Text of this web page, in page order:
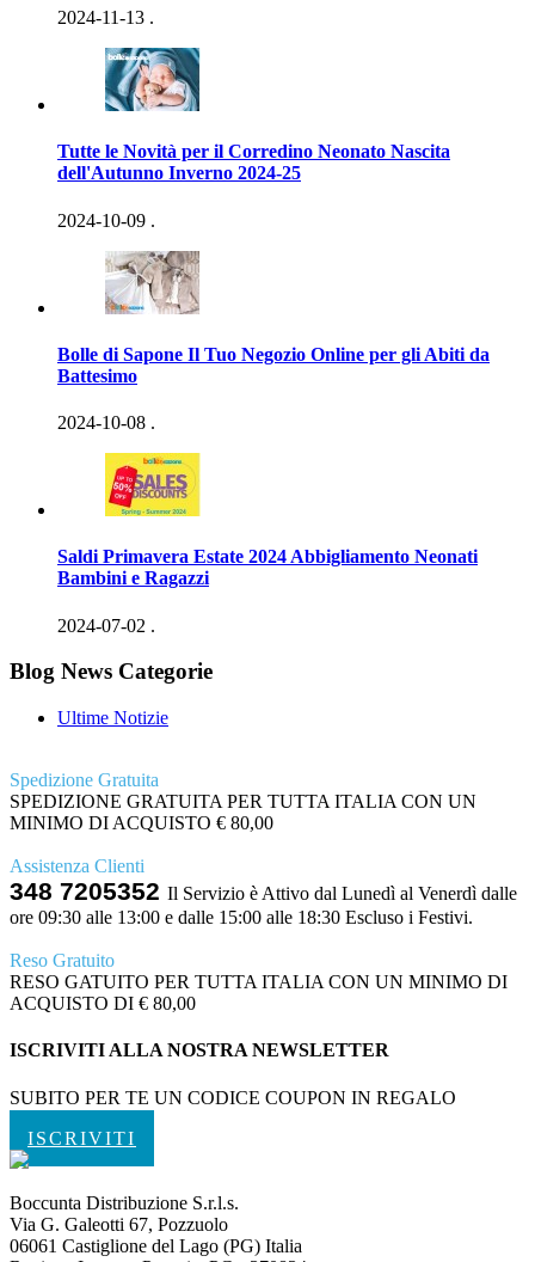
2024-11-13 .
Tutte le Novità per il Corredino Neonato Nascita
dell'Autunno Inverno 2024-25
2024-10-09 .
Bolle di Sapone Il Tuo Negozio Online per gli Abiti da
Battesimo
2024-10-08 .
Saldi Primavera Estate 2024 Abbigliamento Neonati
Bambini e Ragazzi
2024-07-02 .
Blog News Categorie
Ultime Notizie
Spedizione Gratuita
SPEDIZIONE GRATUITA PER TUTTA ITALIA CON UN
MINIMO DI ACQUISTO € 80,00
Assistenza Clienti
348 7205352 Il Servizio è Attivo dal Lunedì al Venerdì dalle
ore 09:30 alle 13:00 e dalle 15:00 alle 18:30 Escluso i Festivi.
Reso Gratuito
RESO GATUITO PER TUTTA ITALIA CON UN MINIMO DI
ACQUISTO DI € 80,00
ISCRIVITI ALLA NOSTRA NEWSLETTER
SUBITO PER TE UN CODICE COUPON IN REGALO
ISCRIVITI
Boccunta Distribuzione S.r.l.s.
Via G. Galeotti 67, Pozzuolo
06061 Castiglione del Lago (PG) Italia